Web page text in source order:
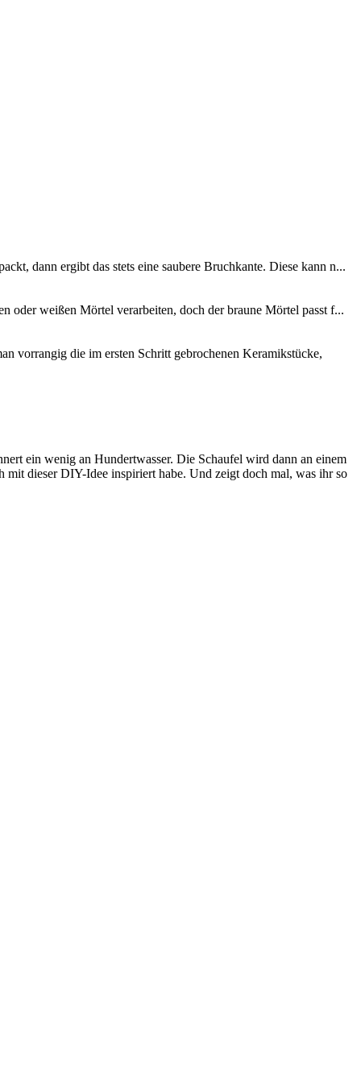
dann ergibt das stets eine saubere Bruchkante. Diese kann n...
oder weißen Mörtel verarbeiten, doch der braune Mörtel passt f...
vorrangig die im ersten Schritt gebrochenen Keramikstücke,
ein wenig an Hundertwasser. Die Schaufel wird dann an einem
dieser DIY-Idee inspiriert habe. Und zeigt doch mal, was ihr so